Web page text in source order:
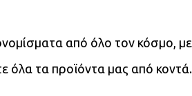
από όλο τον κόσμο,
όλα τα προϊόντα μας από